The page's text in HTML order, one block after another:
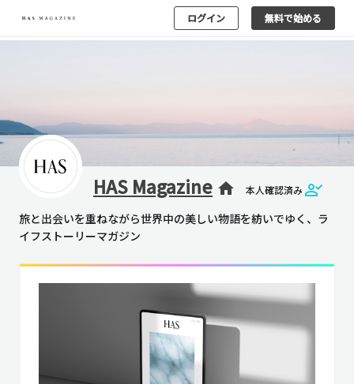
ログイン 無料で始める
HAS Magazine home 本人確認済み
旅と出会いを重ねながら世界中の美しい物語を紡いでゆく、ラ
イフストーリーマガジン